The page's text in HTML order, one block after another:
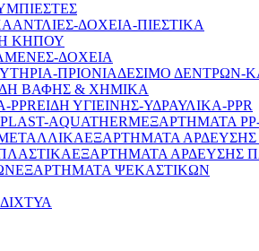
ΑΝΤΛΙΕΣ-ΔΟΧΕΙΑ-ΠΙΕΣΤΙΚΑ
ΚΗΠΟΥ
ΔΟΧΕΙΑ
ΔΕΣΙΜΟ ΔΕΝΤΡΩΝ-
ΒΑΦΗΣ & ΧΗΜΙΚΑ
ΕΙΔΗ ΥΓΙΕΙΝΗΣ-ΥΔΡΑΥΛΙΚΑ-PPR
ΕΞΑΡΤΗΜΑΤΑ PP-
ΕΞΑΡΤΗΜΑΤΑ
ΕΞΑΡΤΗΜΑΤΑ ΑΡΔΕΥΣΗΣ
ΕΞΑΡΤΗΜΑΤΑ ΨΕΚΑΣΤΙΚΩΝ